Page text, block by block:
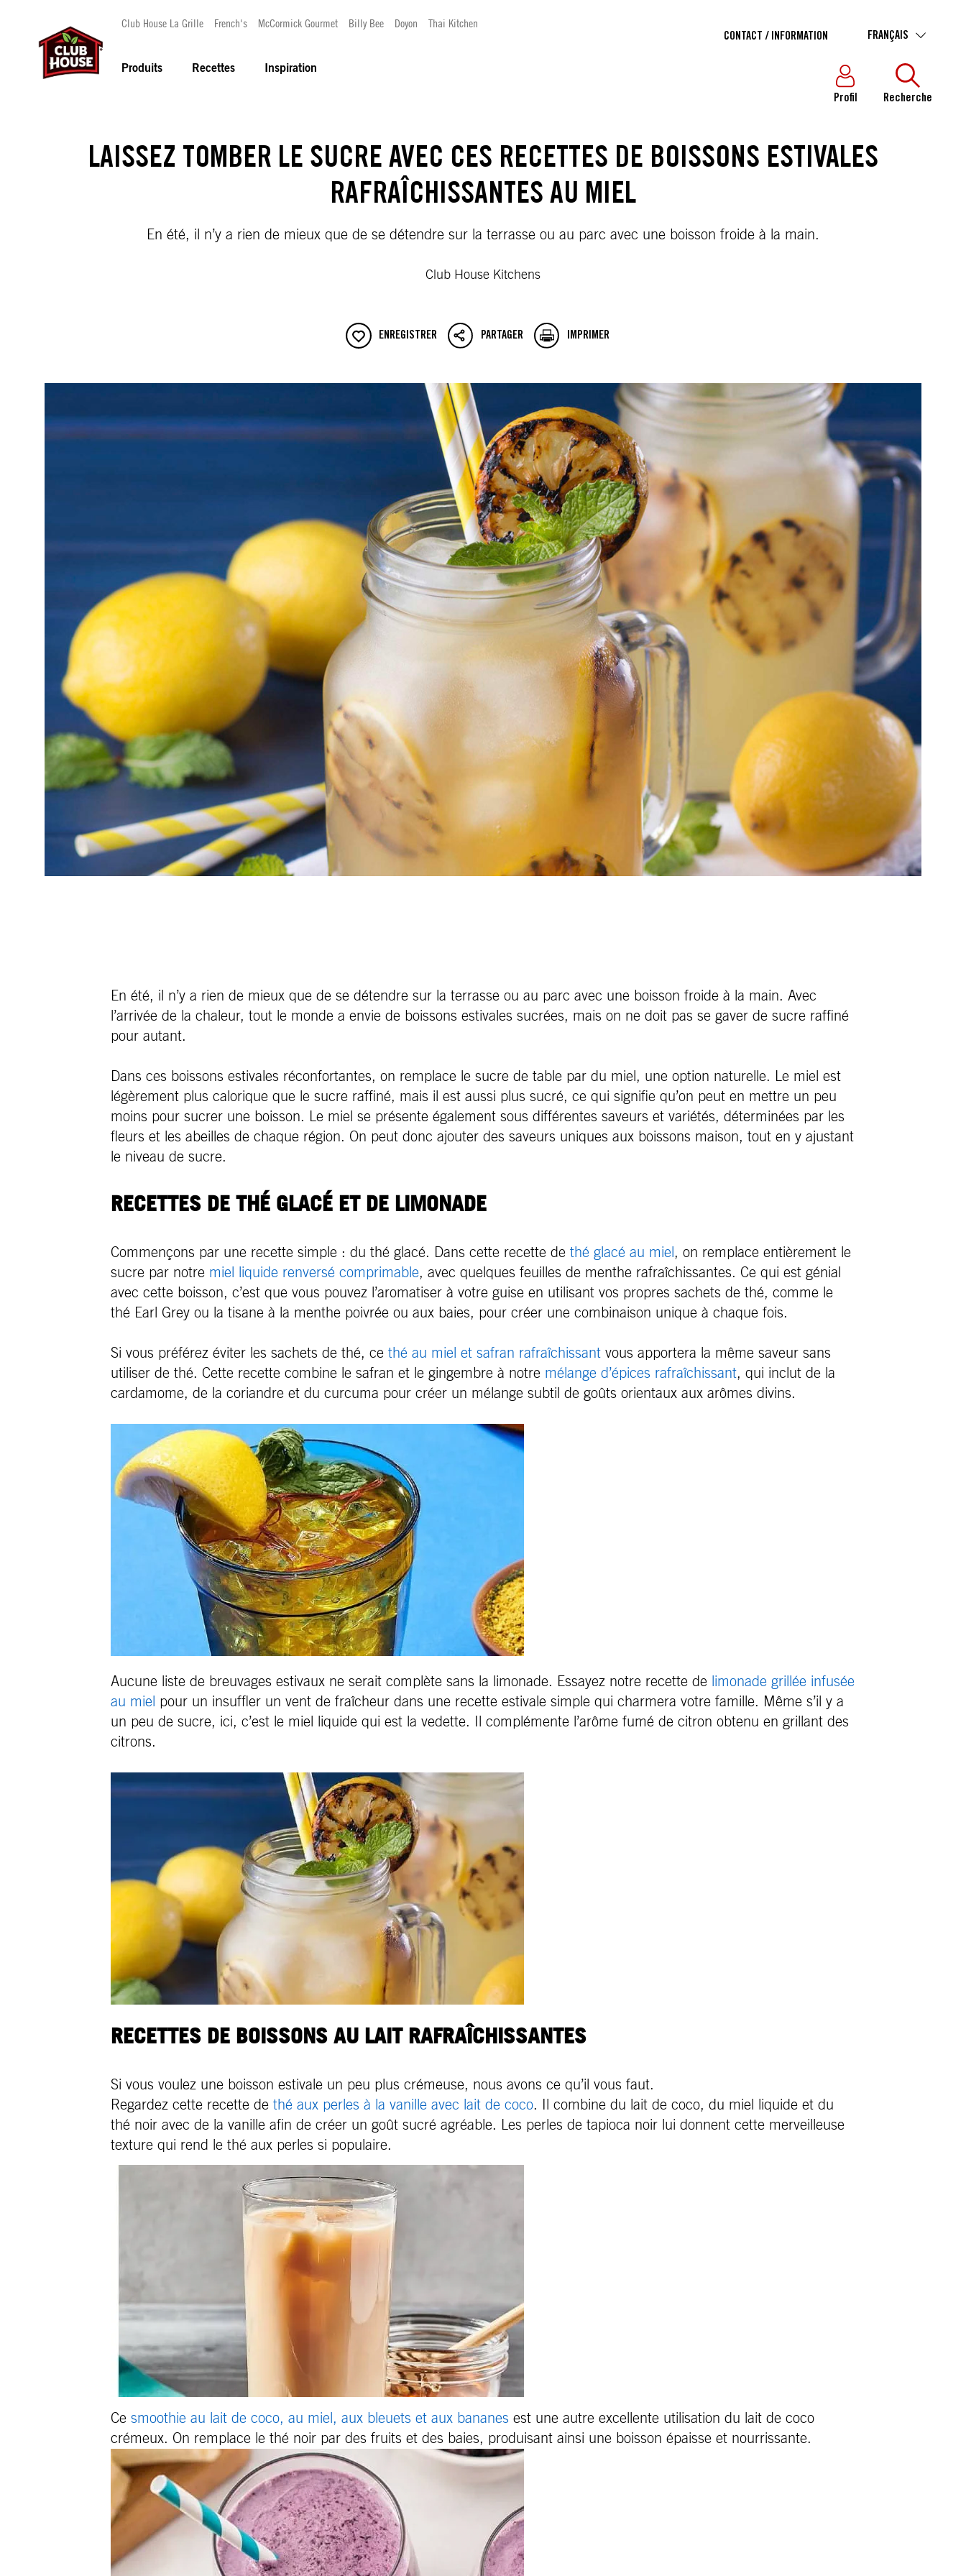
Club House La Grille French's McCormick Gourmet Billy Bee Doyon Thai Kitchen
Produits Recettes Inspiration
CONTACT / INFORMATION FRANÇAIS
Profil Recherche
LAISSEZ TOMBER LE SUCRE AVEC CES RECETTES DE BOISSONS ESTIVALES
RAFRAÎCHISSANTES AU MIEL
En été, il n’y a rien de mieux que de se détendre sur la terrasse ou au parc avec une boisson froide à la main.
Club House Kitchens
ENREGISTRER PARTAGER IMPRIMER
En été, il n’y a rien de mieux que de se détendre sur la terrasse ou au parc avec une boisson froide à la main. Avec
l’arrivée de la chaleur, tout le monde a envie de boissons estivales sucrées, mais on ne doit pas se gaver de sucre raffiné
pour autant.
Dans ces boissons estivales réconfortantes, on remplace le sucre de table par du miel, une option naturelle. Le miel est
légèrement plus calorique que le sucre raffiné, mais il est aussi plus sucré, ce qui signifie qu’on peut en mettre un peu
moins pour sucrer une boisson. Le miel se présente également sous différentes saveurs et variétés, déterminées par les
fleurs et les abeilles de chaque région. On peut donc ajouter des saveurs uniques aux boissons maison, tout en y ajustant
le niveau de sucre.
RECETTES DE THÉ GLACÉ ET DE LIMONADE
Commençons par une recette simple : du thé glacé. Dans cette recette de thé glacé au miel , on remplace entièrement le
sucre par notre miel liquide renversé comprimable, avec quelques feuilles de menthe rafraîchissantes. Ce qui est génial
avec cette boisson, c’est que vous pouvez l’aromatiser à votre guise en utilisant vos propres sachets de thé, comme le
thé Earl Grey ou la tisane à la menthe poivrée ou aux baies, pour créer une combinaison unique à chaque fois.
Si vous préférez éviter les sachets de thé, ce thé au miel et safran rafraîchissantvous apportera la même saveur sans
utiliser de thé. Cette recette combine le safran et le gingembre à notre mélange d’épices rafraîchissant, qui inclut de la
cardamome, de la coriandre et du curcuma pour créer un mélange subtil de goûts orientaux aux arômes divins.
Aucune liste de breuvages estivaux ne serait complète sans la limonade. Essayez notre recette de limonade grillée infusée
au miel pour un insuffler un vent de fraîcheur dans une recette estivale simple qui charmera votre famille. Même s’il y a
un peu de sucre, ici, c’est le miel liquide qui est la vedette. Il complémente l’arôme fumé de citron obtenu en grillant des
citrons.
RECETTES DE BOISSONS AU LAIT RAFRAÎCHISSANTES
Si vous voulez une boisson estivale un peu plus crémeuse, nous avons ce qu’il vous faut.
Regardez cette recette de thé aux perles à la vanille avec lait de coco. Il combine du lait de coco, du miel liquide et du
thé noir avec de la vanille afin de créer un goût sucré agréable. Les perles de tapioca noir lui donnent cette merveilleuse
texture qui rend le thé aux perles si populaire.
Ce smoothie au lait de coco, au miel, aux bleuets et aux bananes est une autre excellente utilisation du lait de coco
crémeux. On remplace le thé noir par des fruits et des baies, produisant ainsi une boisson épaisse et nourrissante.